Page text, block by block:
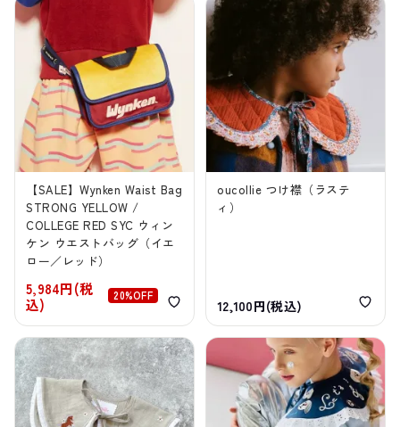
【SALE】Wynken Waist Bag
STRONG YELLOW /
COLLEGE RED SYC ウィン
ケン ウエストバッグ（イエ
ロー／レッド）
5,984円(税
込)
20%OFF
oucollie つけ襟（ラステ
ィ）
12,100円(税込)